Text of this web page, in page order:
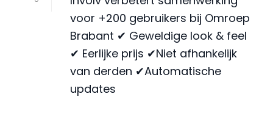
voor +200 gebruikers bij Omroep
Brabant ✔ Geweldige look & feel
✔ Eerlijke prijs ✔Niet afhankelijk
van derden ✔Automatische
updates